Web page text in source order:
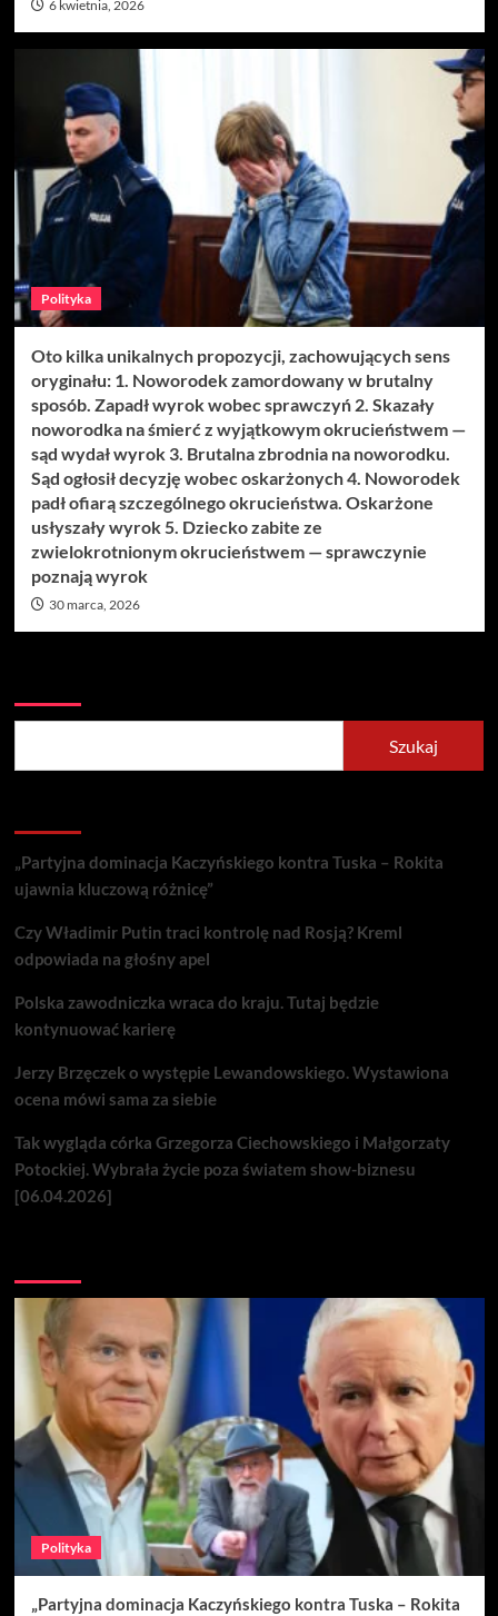
6 kwietnia, 2026
Polityka
Oto kilka unikalnych propozycji, zachowujących sens
oryginału: 1. Noworodek zamordowany w brutalny
sposób. Zapadł wyrok wobec sprawczyń 2. Skazały
noworodka na śmierć z wyjątkowym okrucieństwem —
sąd wydał wyrok 3. Brutalna zbrodnia na noworodku.
Sąd ogłosił decyzję wobec oskarżonych 4. Noworodek
padł ofiarą szczególnego okrucieństwa. Oskarżone
usłyszały wyrok 5. Dziecko zabite ze
zwielokrotnionym okrucieństwem — sprawczynie
poznają wyrok
30 marca, 2026
Szukaj
„Partyjna dominacja Kaczyńskiego kontra Tuska – Rokita
ujawnia kluczową różnicę”
Czy Władimir Putin traci kontrolę nad Rosją? Kreml
odpowiada na głośny apel
Polska zawodniczka wraca do kraju. Tutaj będzie
kontynuować karierę
Jerzy Brzęczek o występie Lewandowskiego. Wystawiona
ocena mówi sama za siebie
Tak wygląda córka Grzegorza Ciechowskiego i Małgorzaty
Potockiej. Wybrała życie poza światem show-biznesu
[06.04.2026]
Polityka
„Partyjna dominacja Kaczyńskiego kontra Tuska – Rokita